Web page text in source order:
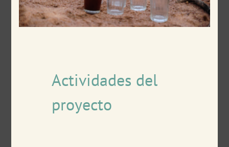
Actividades del
proyecto